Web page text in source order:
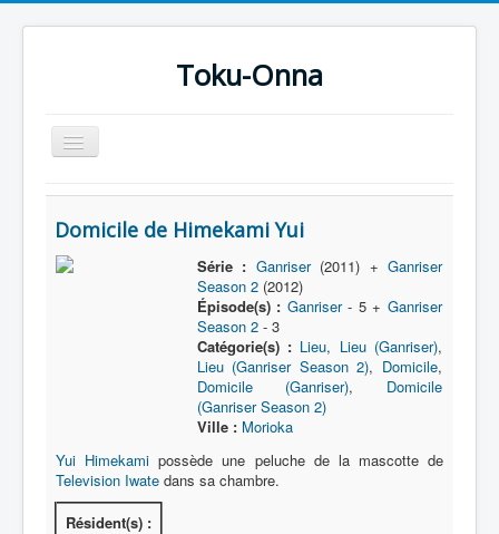
Toku-Onna
Basculer
la
Accueil
Toku-Actrices
Toku-Critiques
Artiste Asperger
Lexique
Domicile de Himekami Yui
Série : Ganriser(2011) + Ganriser
Season 2(2012)
Épisode(s) : Ganriser- 5 + Ganriser
Season 2- 3
Catégorie(s) : Lieu, Lieu (Ganriser),
Lieu (Ganriser Season 2), Domicile,
Domicile (Ganriser), Domicile
(Ganriser Season 2)
Ville : Morioka
Yui Himekami possède une peluche de la mascotte de
Television Iwate dans sa chambre.
Résident(s) :